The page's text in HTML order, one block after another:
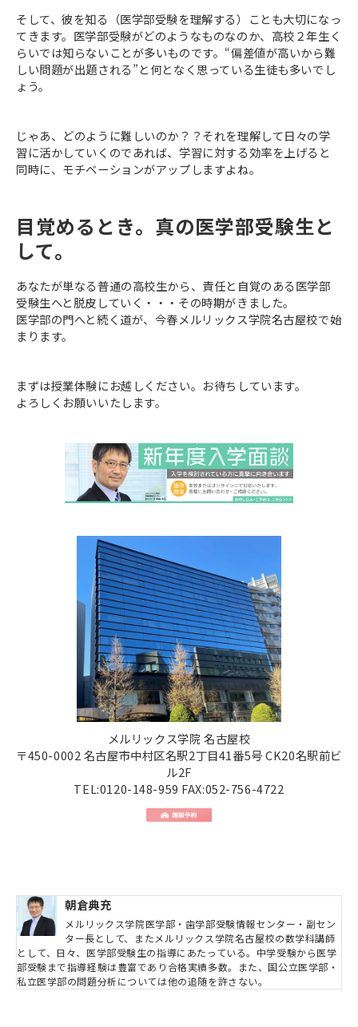
そして、彼を知る（医学部受験を理解する）ことも大切になっ
てきます。医学部受験がどのようなものなのか、高校２年生く
らいでは知らないことが多いものです。“偏差値が高いから難
しい問題が出題される”と何となく思っている生徒も多いでし
ょう。
じゃあ、どのように難しいのか？？それを理解して日々の学
習に活かしていくのであれば、学習に対する効率を上げると
同時に、モチベーションがアップしますよね。
目覚めるとき。真の医学部受験生と
して。
あなたが単なる普通の高校生から、責任と自覚のある医学部
受験生へと脱皮していく・・・その時期がきました。
医学部の門へと続く道が、今春メルリックス学院名古屋校で始
まります。
まずは授業体験にお越しください。お待ちしています。
よろしくお願いいたします。
メルリックス学院 名古屋校
〒450-0002 名古屋市中村区名駅2丁目41番5号 CK20名駅前ビ
ル2F
TEL:0120-148-959 FAX:052-756-4722
朝倉典充
メルリックス学院医学部・歯学部受験情報センター・副セン
ター長として、またメルリックス学院名古屋校の数学科講師
として、日々、医学部受験生の指導にあたっている。中学受験から医学
部受験まで指導経験は豊富であり合格実績多数。また、国公立医学部・
私立医学部の問題分析については他の追随を許さない。